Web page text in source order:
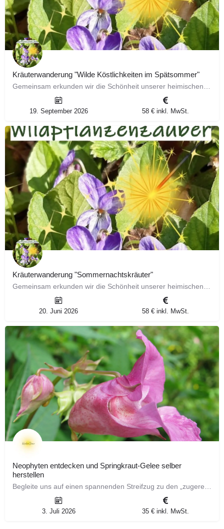
Kräuterwanderung "Wilde Köstlichkeiten im Spätsommer"
19. September 2026 58 € inkl. MwSt.
Kräuterwanderung "Sommernachtskräuter"
20. Juni 2026 58 € inkl. MwSt.
Neophyten entdecken und Springkraut-Gelee selber
herstellen
3. Juli 2026 35 € inkl. MwSt.